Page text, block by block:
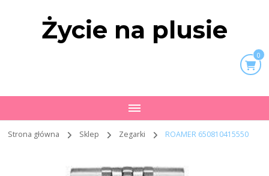
Życie na plusie
0
Strona główna Sklep Zegarki ROAMER 650810415550